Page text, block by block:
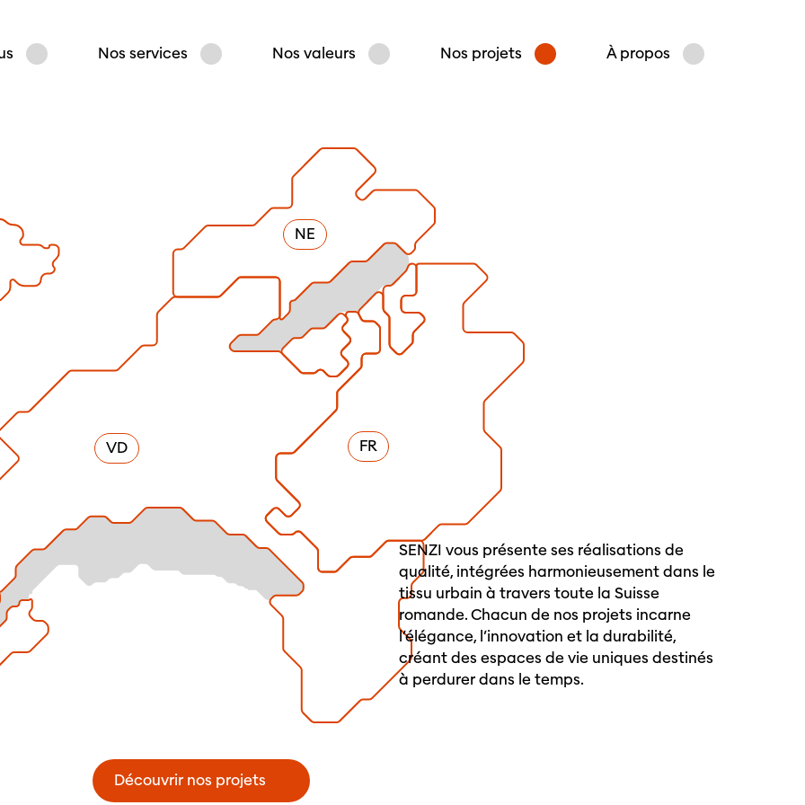
Nos services Nos valeurs Nos projets À propos
SENZI vous présente ses réalisations de
qualité, intégrées harmonieusement dans le
tissu urbain à travers toute la Suisse
romande. Chacun de nos projets incarne
l’élégance, l’innovation et la durabilité,
créant des espaces de vie uniques destinés
à perdurer dans le temps.
FR
NE
VD
Découvrir nos projets